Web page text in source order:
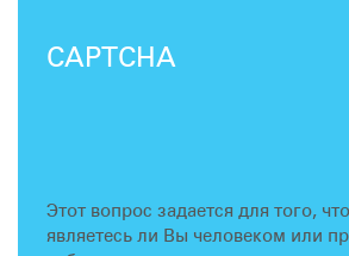
CAPTCHA
Этот вопрос задается для того,
являетесь ли Вы человеком или